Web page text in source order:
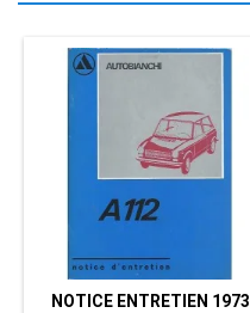
NOTICE ENTRETIEN 1973